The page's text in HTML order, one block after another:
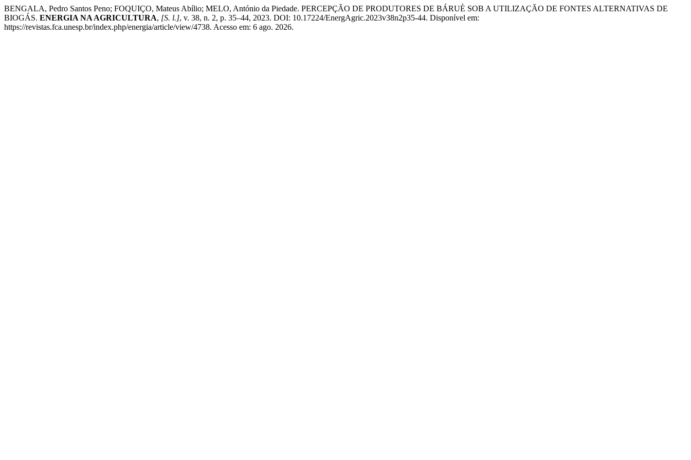
BENGALA, Pedro Santos Peno; FOQUIÇO, Mateus Abílio; MELO, António da Piedade. PERCEPÇÃO DE PRODUTORES DE BÁRUÈ SOB A UTILIZAÇÃO DE FONTES ALTERNATIVAS DE
BIOGÁS. ENERGIA NA AGRICULTURA, [S. l.], v. 38, n. 2, p. 35–44, 2023. DOI: 10.17224/EnergAgric.2023v38n2p35-44. Disponível em:
https://revistas.fca.unesp.br/index.php/energia/article/view/4738. Acesso em: 6 ago. 2026.